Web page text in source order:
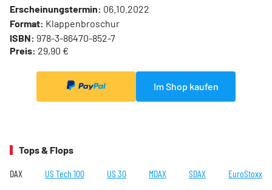
Erscheinungstermin: 06.10.2022
Format: Klappenbroschur
ISBN: 978-3-86470-852-7
Preis: 29,90 €
Im Shop kaufen
Tops & Flops
DAX US Tech 100 US 30 MDAX SDAX EuroStoxx